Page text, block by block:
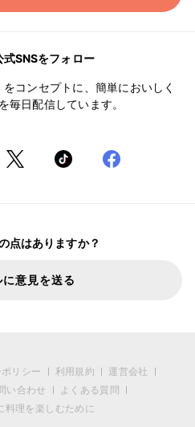
式SNSをフォロー
コンセプトに、簡単においしく
毎日配信しています。
点はありますか？
に意見を送る
リシー 利用規約
運営会社
い合わせ
よくある質問
料理を楽しむために